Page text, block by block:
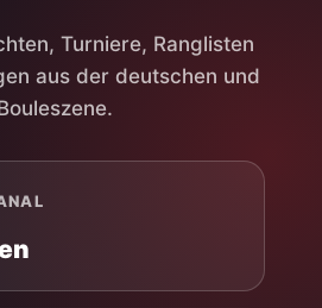
Turniere, Ranglisten
aus der deutschen und